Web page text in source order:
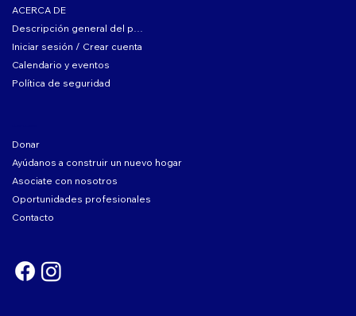
ACERCA DE
Descripción general del programa
Iniciar sesión / Crear cuenta
Calendario y eventos
Política de seguridad
Donar
Ayúdanos a construir un nuevo hogar
Asociate con nosotros
Oportunidades profesionales
Contacto